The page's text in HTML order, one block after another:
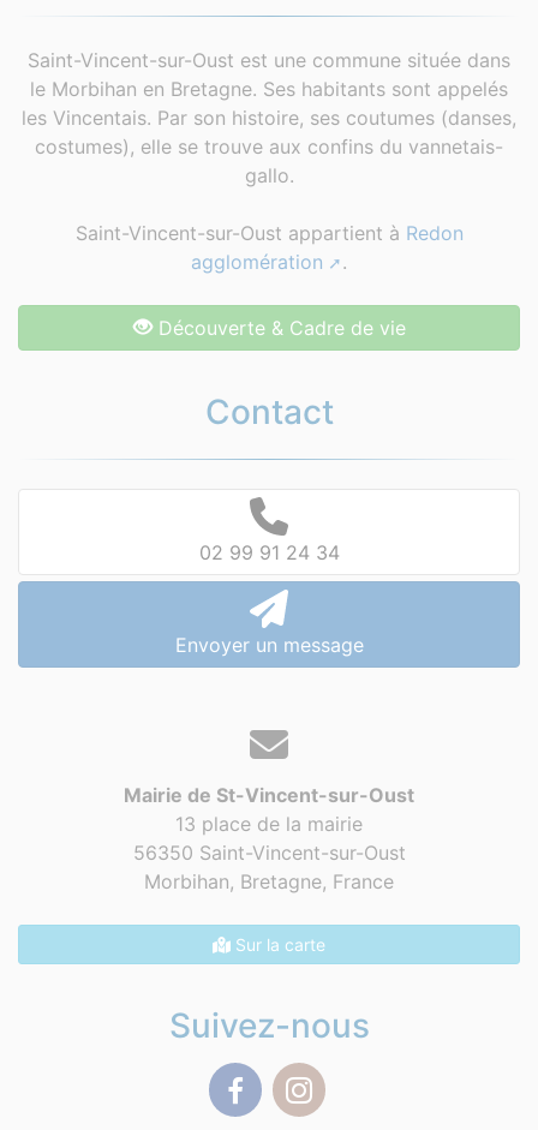
Saint-Vincent-sur-Oust est une commune située dans
le Morbihan en Bretagne. Ses habitants sont appelés
les Vincentais. Par son histoire, ses coutumes (danses,
costumes), elle se trouve aux confins du vannetais-
gallo.
Saint-Vincent-sur-Oust appartient à Redon
agglomération
.
Découverte & Cadre de vie
Contact
02 99 91 24 34
Envoyer un message
Mairie de St-Vincent-sur-Oust
13 place de la mairie
56350 Saint-Vincent-sur-Oust
Morbihan, Bretagne, France
Sur la carte
Suivez-nous